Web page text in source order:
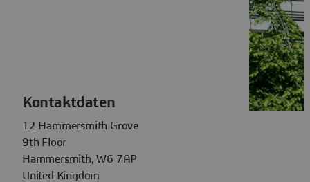
Kontaktdaten
12 Hammersmith Grove
9th Floor
Hammersmith, W6 7AP
United Kingdom